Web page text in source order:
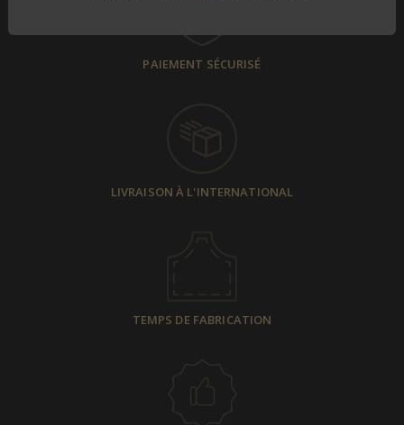
PAIEMENT SÉCURISÉ
LIVRAISON À L'INTERNATIONAL
TEMPS DE FABRICATION